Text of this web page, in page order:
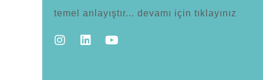
temel anlayıştır... devamı için tıklayınız